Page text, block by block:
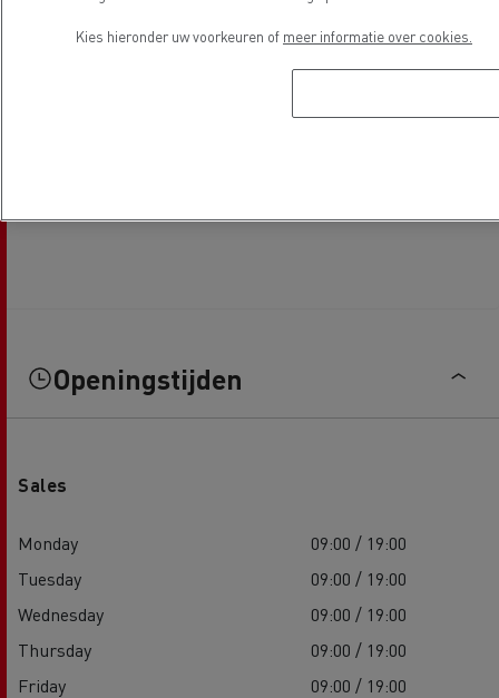
Openingstijden
Sales
Monday
09:00 / 19:00
Tuesday
09:00 / 19:00
Wednesday
09:00 / 19:00
Thursday
09:00 / 19:00
Friday
09:00 / 19:00
Kies hieronder uw voorkeuren of meer informatie over cookies.